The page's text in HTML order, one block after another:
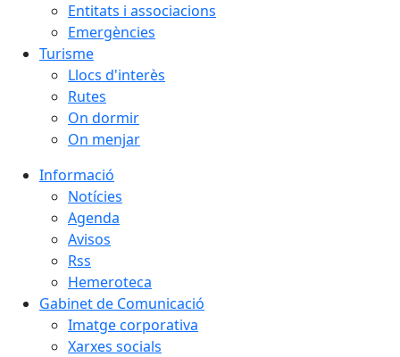
Entitats i associacions
Emergències
Turisme
Llocs d'interès
Rutes
On dormir
On menjar
Informació
Notícies
Agenda
Avisos
Rss
Hemeroteca
Gabinet de Comunicació
Imatge corporativa
Xarxes socials